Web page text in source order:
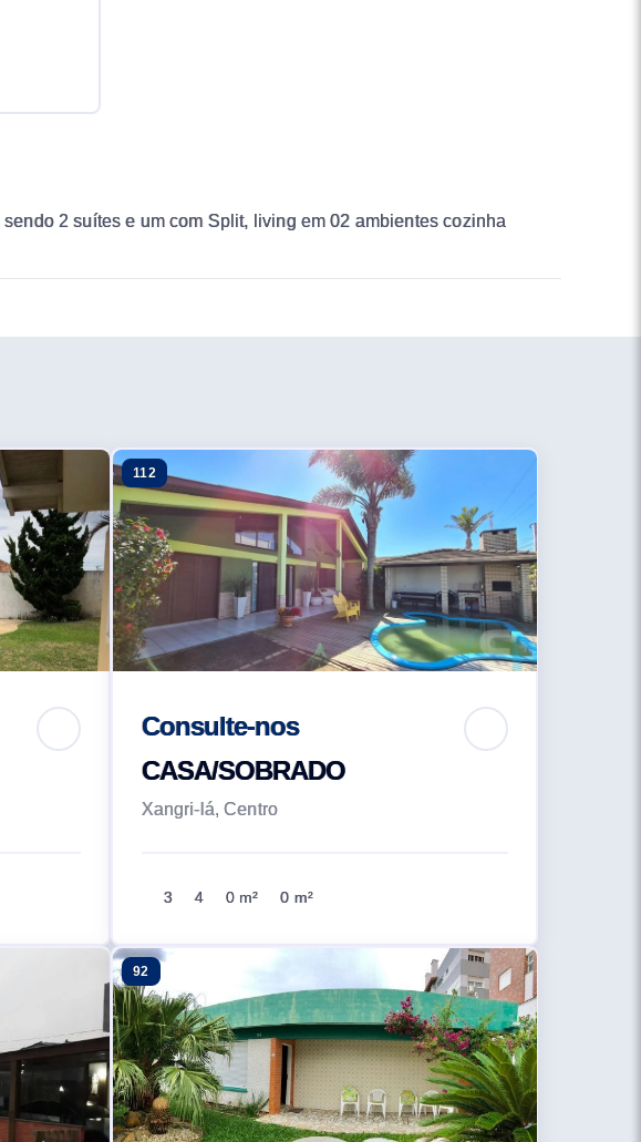
2 suítes e um com Split, living em 02 ambientes cozinha
112
Consulte-nos
CASA/SOBRADO
Xangri-lá, Centro
3 4 0 m² 0 m²
92